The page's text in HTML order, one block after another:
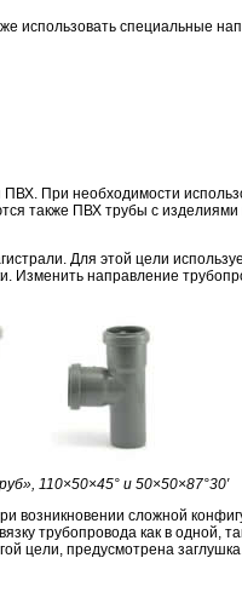
использовать специальные
При необходимости
также ПВХ трубы с изделиями
Для этой цели
Изменить направление
110×50×45° и 50×50×87°30′
возникновении сложной
трубопровода как в одной,
цели, предусмотрена